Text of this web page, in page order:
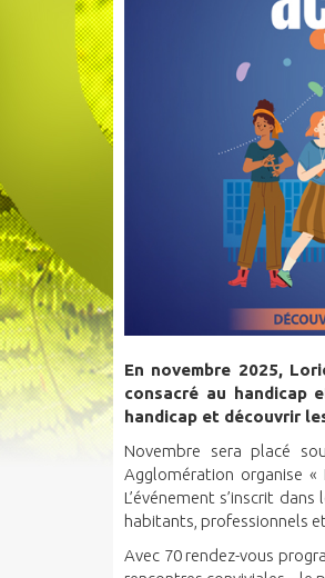
En novembre 2025,
consacré au handicap
handicap et découvrir
Novembre sera placé
Agglomération organise «
L’événement s’inscrit
habitants, professionnels
Avec 70 rendez-vous